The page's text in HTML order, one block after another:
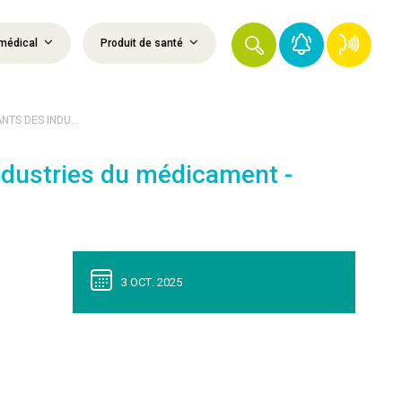
Produit de santé
DES INDU...
du médicament -
3 OCT. 2025